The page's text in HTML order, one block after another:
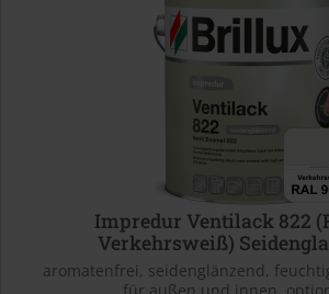
Impredur Ventilack 822
Verkehrsweiß)
aromatenfrei, seidenglänzend,